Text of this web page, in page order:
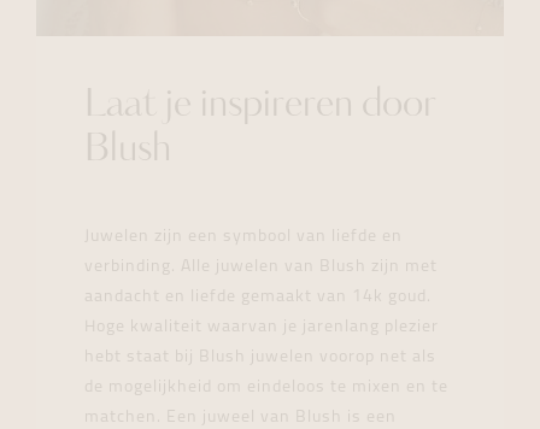
Laat je inspireren door
Blush
Juwelen zijn een symbool van liefde en
verbinding. Alle juwelen van Blush zijn met
aandacht en liefde gemaakt van 14k goud.
Hoge kwaliteit waarvan je jarenlang plezier
hebt staat bij Blush juwelen voorop net als
de mogelijkheid om eindeloos te mixen en te
matchen. Een juweel van Blush is een